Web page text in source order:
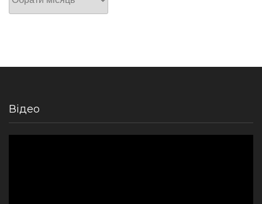
Відео